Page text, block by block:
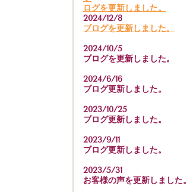
ログを更新しました。
2024/12/8
ブログを更新しました。
2024/10/5
ブログを更新しました。
2024/6/16
ブログ更新しました。
2023/10/25
ブログ更新しました。
2023/9/11
ブログ更新しました。
2023/5/31
お客様の声を更新しました。